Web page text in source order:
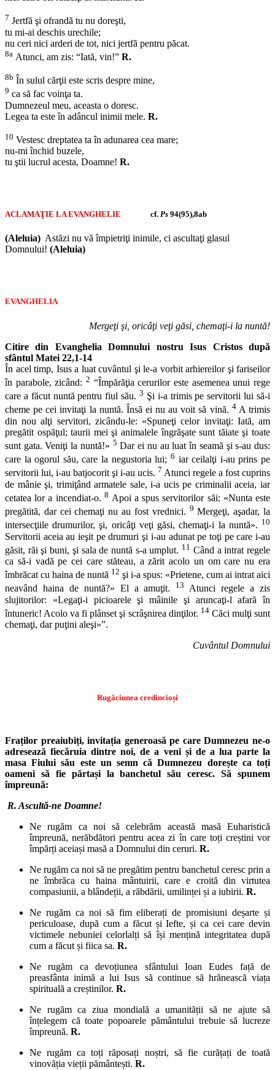
7 Jertfă şi ofrandă tu nu doreşti,
tu mi-ai deschis urechile;
nu ceri nici arderi de tot, nici jertfă pentru păcat.
8a Atunci, am zis: “Iată, vin!” R.
8b În sulul cărţii este scris despre mine,
9 ca să fac voinţa ta.
Dumnezeul meu, aceasta o doresc.
Legea ta este în adâncul inimii mele. R.
10 Vestesc dreptatea ta în adunarea cea mare;
nu-mi închid buzele,
tu ştii lucrul acesta, Doamne! R.
ACLAMAŢIE LA EVANGHELIE cf. Ps 94(95),8ab
(Aleluia) Astăzi nu vă împietriţi inimile, ci ascultaţi glasul
Domnului! (Aleluia)
EVANGHELIA
Mergeţi şi, oricâţi veţi găsi, chemaţi-i la nuntă!
Citire din Evanghelia Domnului nostru Isus Cristos după
sfântul Matei 22,1-14
În acel timp, Isus a luat cuvântul şi le-a vorbit arhiereilor şi fariseilor
în parabole, zicând: 2 “Împărăţia cerurilor este asemenea unui rege
care a făcut nuntă pentru fiul său. 3 Şi i-a trimis pe servitorii lui să-i
cheme pe cei invitaţi la nuntă. Însă ei nu au voit să vină. 4A trimis
din nou alţi servitori, zicându-le: «Spuneţi celor invitaţi: Iată, am
pregătit ospăţul; taurii mei şi animalele îngrăşate sunt tăiate şi toate
sunt gata. Veniţi la nuntă!» 5 Dar ei nu au luat în seamă şi s-au dus:
care la ogorul său, care la negustoria lui; 6 iar ceilalţi i-au prins pe
servitorii lui, i-au batjocorit şi i-au ucis. 7 Atunci regele a fost cuprins
de mânie şi, trimiţând armatele sale, i-a ucis pe criminalii aceia, iar
cetatea lor a incendiat-o. 8 Apoi a spus servitorilor săi: «Nunta este
pregătită, dar cei chemaţi nu au fost vrednici. 9 Mergeţi, aşadar, la
intersecţiile drumurilor, şi, oricâţi veţi găsi, chemaţi-i la nuntă». 10
Servitorii aceia au ieşit pe drumuri şi i-au adunat pe toţi pe care i-au
găsit, răi şi buni, şi sala de nuntă s-a umplut. 11 Când a intrat regele
ca să-i vadă pe cei care stăteau, a zărit acolo un om care nu era
îmbrăcat cu haina de nuntă 12 şi i-a spus: «Prietene, cum ai intrat aici
neavând haina de nuntă?» El a amuţit.
13 Atunci regele a zis
slujitorilor: «Legaţi-i picioarele şi mâinile şi aruncaţi-l afară în
întuneric! Acolo va fi plânset şi scrâşnirea dinţilor. 14Căci mulţi sunt
chemaţi, dar puţini aleşi»”.
Cuvântul Domnului
Rugăciunea credincioși
Fraților preaiubiți, invitația generoasă pe care Dumnezeu ne-o
adresează fiecăruia dintre noi, de a veni și de a lua parte la
masa Fiului său este un semn că Dumnezeu dorește ca toți
oameni să fie părtași la banchetul său ceresc. Să spunem
împreună:
R. Ascultă-ne Doamne!
Ne rugăm ca noi să celebrăm această masă Euharistică
împreună, nerăbdători pentru acea zi în care toți creștini vor
împărți aceiași masă a Domnului din ceruri. R.
Ne rugăm ca noi să ne pregătim pentru banchetul ceresc prin a
ne îmbrăca cu haina mântuirii, care e croită din virtutea
compasiunii, a blândeții, a răbdării, umilinței și a iubirii. R.
Ne rugăm ca noi să fim eliberați de promisiuni deșarte și
periculoase, după cum a făcut și Iefte, și ca cei care devin
victimele nebuniei celorlalți să își mențină integritatea după
cum a făcut și fiica sa. R.
Ne rugăm ca devoțiunea sfântului Ioan Eudes față de
preasfânta inimă a lui Isus să continue să hrănească viața
spirituală a creștinilor. R.
Ne rugăm ca ziua mondială a umanității să ne ajute să
înțelegem că toate popoarele pământului trebuie să lucreze
împreună. R.
Ne rugăm ca toți răposați noștri, să fie curățați de toată
vinovăția vieții pământești. R.